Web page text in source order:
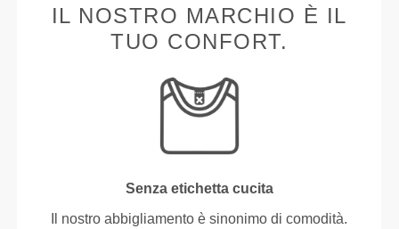
IL NOSTRO MARCHIO È IL
TUO CONFORT.
Senza etichetta cucita
Il nostro abbigliamento è sinonimo di comodità.